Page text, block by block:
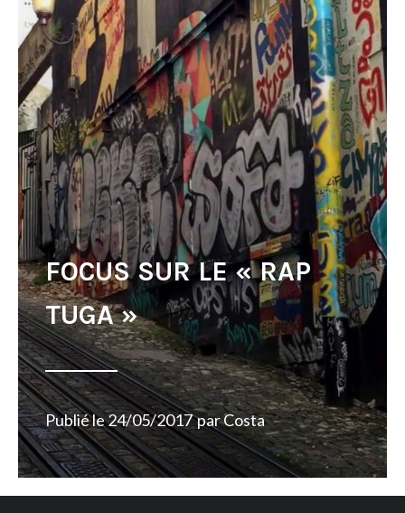
FOCUS SUR LE « RAP
TUGA »
Publié le24/05/2017 parCosta